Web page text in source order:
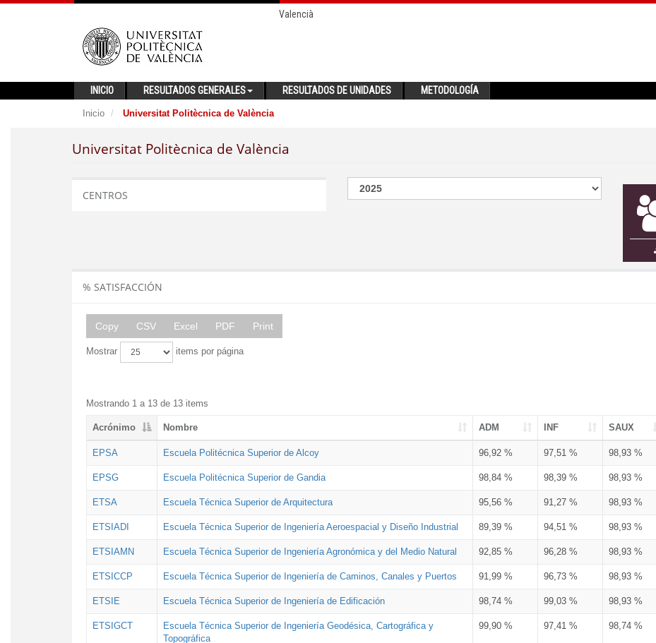
Valencià
INICIO RESULTADOS GENERALES RESULTADOS DE UNIDADES METODOLOGÍA
Inicio Universitat Politècnica de València
Universitat Politècnica de València
CENTROS
% SATISFACCIÓN
Copy CSV Excel PDF Print
Mostrar items por página
Mostrando 1 a 13 de 13 items
Acrónimo Nombre ADM INF SAUX
EPSA Escuela Politécnica Superior de Alcoy 96,92 % 97,51 % 98,93 %
EPSG Escuela Politécnica Superior de Gandia 98,84 % 98,39 % 98,93 %
ETSA Escuela Técnica Superior de Arquitectura 95,56 % 91,27 % 98,93 %
ETSIADI Escuela Técnica Superior de Ingeniería Aeroespacial y Diseño Industrial 89,39 % 94,51 % 98,93 %
ETSIAMN Escuela Técnica Superior de Ingeniería Agronómica y del Medio Natural 92,85 % 96,28 % 98,93 %
ETSICCP Escuela Técnica Superior de Ingeniería de Caminos, Canales y Puertos 91,99 % 96,73 % 98,93 %
ETSIE Escuela Técnica Superior de Ingeniería de Edificación 98,74 % 99,03 % 98,93 %
ETSIGCT
Escuela Técnica Superior de Ingeniería Geodésica, Cartográfica y
Topográfica
99,90 % 97,41 % 98,74 %